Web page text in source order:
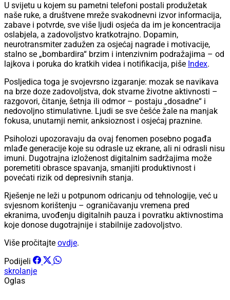
U svijetu u kojem su pametni telefoni postali produžetak
naše ruke, a društvene mreže svakodnevni izvor informacija,
zabave i potvrde, sve više ljudi osjeća da im je koncentracija
oslabjela, a zadovoljstvo kratkotrajno. Dopamin,
neurotransmiter zadužen za osjećaj nagrade i motivacije,
stalno se „bombardira“ brzim i intenzivnim podražajima – od
lajkova i poruka do kratkih videa i notifikacija, piše Index.
Posljedica toga je svojevrsno izgaranje: mozak se navikava
na brze doze zadovoljstva, dok stvarne životne aktivnosti –
razgovori, čitanje, šetnja ili odmor – postaju „dosadne“ i
nedovoljno stimulativne. Ljudi se sve češće žale na manjak
fokusa, unutarnji nemir, anksioznost i osjećaj praznine.
Psiholozi upozoravaju da ovaj fenomen posebno pogađa
mlađe generacije koje su odrasle uz ekrane, ali ni odrasli nisu
imuni. Dugotrajna izloženost digitalnim sadržajima može
poremetiti obrasce spavanja, smanjiti produktivnost i
povećati rizik od depresivnih stanja.
Rješenje ne leži u potpunom odricanju od tehnologije, već u
svjesnom korištenju – ograničavanju vremena pred
ekranima, uvođenju digitalnih pauza i povratku aktivnostima
koje donose dugotrajnije i stabilnije zadovoljstvo.
Više pročitajte ovdje.
Podijeli
skrolanje
Oglas